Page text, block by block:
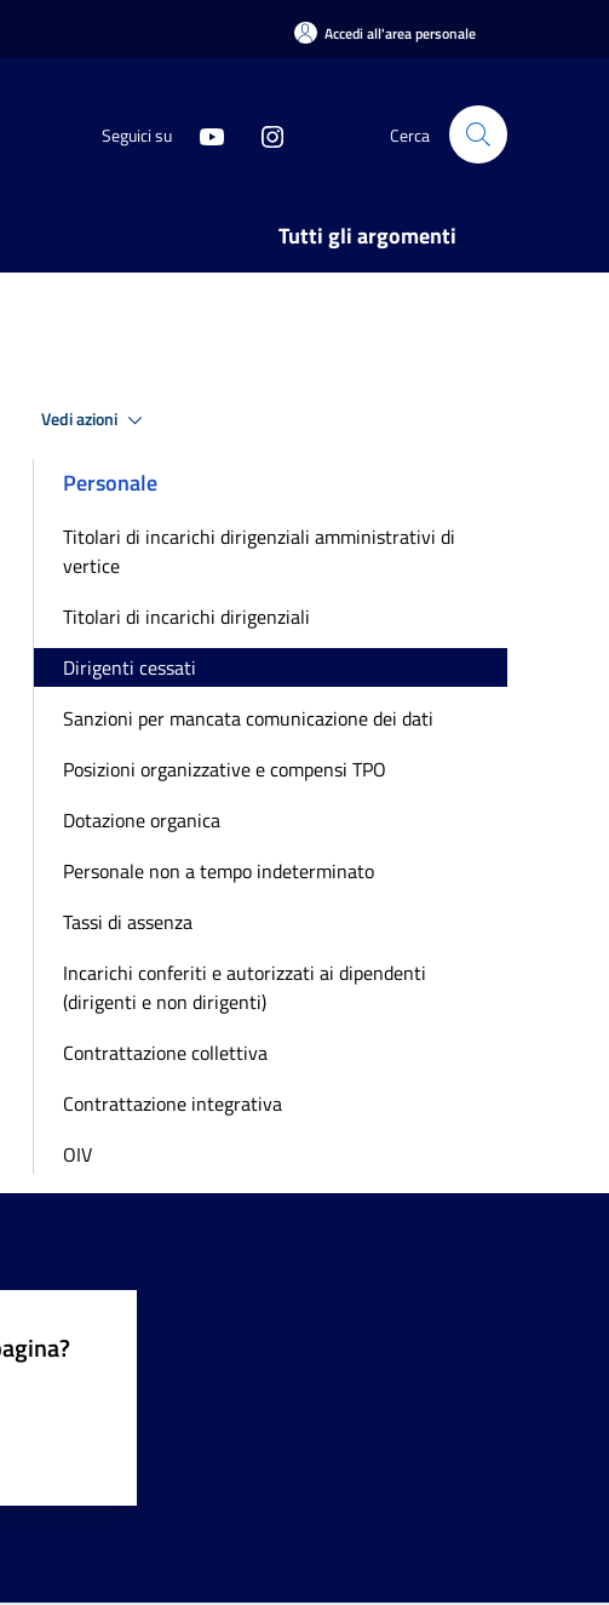
Accedi all'area personale
Seguici su Cerca
Tutti gli argomenti
Vedi azioni
Personale
Titolari di incarichi dirigenziali amministrativi di
vertice
Titolari di incarichi dirigenziali
Dirigenti cessati
Sanzioni per mancata comunicazione dei dati
Posizioni organizzative e compensi TPO
Dotazione organica
Personale non a tempo indeterminato
Tassi di assenza
Incarichi conferiti e autorizzati ai dipendenti
(dirigenti e non dirigenti)
Contrattazione collettiva
Contrattazione integrativa
OIV